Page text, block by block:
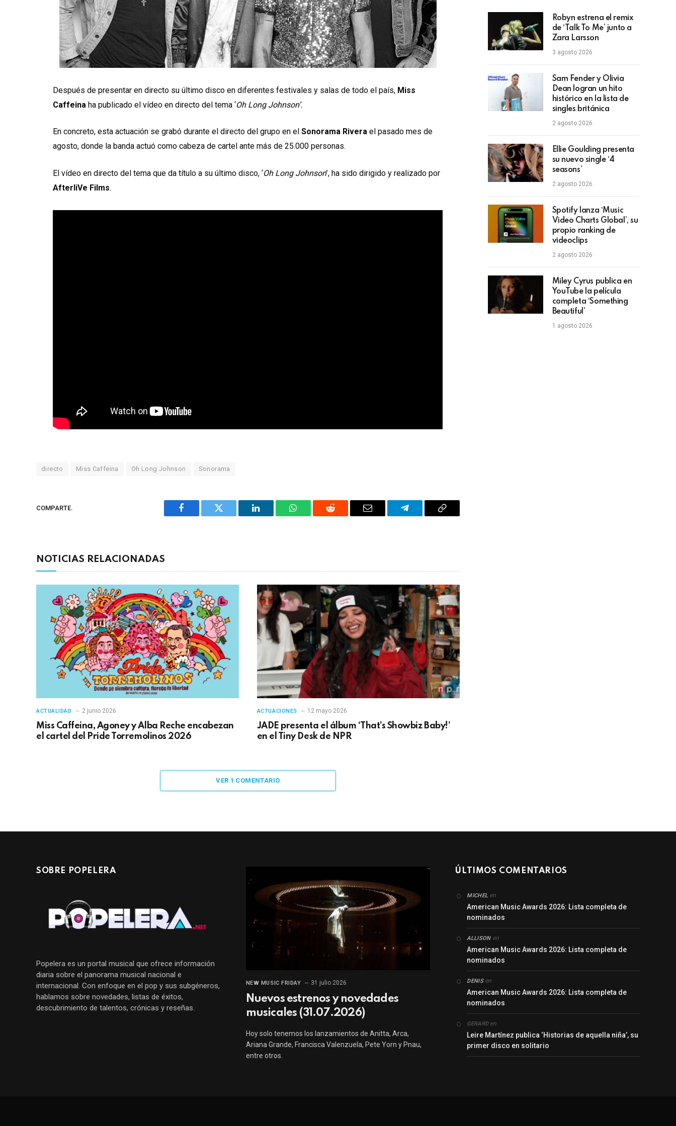
Después de presentar en directo su último disco en diferentes festivales y salas de todo el país, Miss
Caffeina ha publicado el vídeo en directo del tema ‘Oh Long Johnson’.
En concreto, esta actuación se grabó durante el directo del grupo en elSonorama Rivera el pasado mes de
agosto, donde la banda actuó como cabeza de cartel ante más de 25.000 personas.
El vídeo en directo del tema que da título a su último disco, ‘Oh Long Johnson’, ha sido dirigido y realizado por
AfterliVe Films.
directo Miss Caffeina Oh Long Johnson Sonorama
COMPARTE.
Facebook Twitter LinkedIn WhatsAppReddit
Correo
TelegramaCopiar
NOTICIAS RELACIONADAS
ACTUALIDAD 2 junio 2026
Miss Caffeina, Agoney y Alba Reche encabezan
el cartel del Pride Torremolinos 2026
ACTUACIONES 12 mayo 2026
JADE presenta el álbum ‘That’s Showbiz Baby!’
en el Tiny Desk de NPR
VER 1 COMENTARIO
Robyn estrena el remix
de ‘Talk To Me’ junto a
Zara Larsson
3 agosto 2026
Sam Fender y Olivia
Dean logran un hito
histórico en la lista de
singles británica
2 agosto 2026
Ellie Goulding presenta
su nuevo single ‘4
seasons’
2 agosto 2026
Spotify lanza ‘Music
Video Charts Global’, su
propio ranking de
videoclips
2 agosto 2026
Miley Cyrus publica en
YouTube la película
completa ‘Something
Beautiful’
1 agosto 2026
SOBRE POPELERA
Popelera es un portal musical que ofrece información
diaria sobre el panorama musical nacional e
internacional. Con enfoque en el pop y sus subgéneros,
hablamos sobre novedades, listas de éxitos,
descubrimiento de talentos, crónicas y reseñas.
NEW MUSIC FRIDAY 31 julio 2026
Nuevos estrenos y novedades
musicales (31.07.2026)
Hoy solo tenemos los lanzamientos de Anitta, Arca,
Ariana Grande, Francisca Valenzuela, Pete Yorn y Pnau,
entre otros.
ÚLTIMOS COMENTARIOS
MICHEL en
American Music Awards 2026: Lista completa de
nominados
ALLISONen
American Music Awards 2026: Lista completa de
nominados
DENISen
American Music Awards 2026: Lista completa de
nominados
GERARDen
Leire Martínez publica ‘Historias de aquella niña’, su
primer disco en solitario